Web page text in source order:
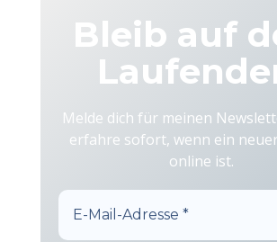
Bleib auf
Melde dich für meinen
erfahre sofort, wenn ein
online ist.